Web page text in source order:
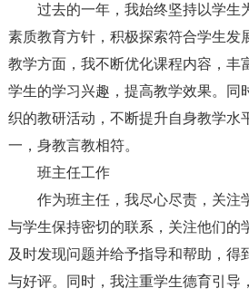
过去的一年，我始终坚持以学生
素质教育方针，积极探索符合学生发
教学方面，我不断优化课程内容，丰
学生的学习兴趣，提高教学效果。同
织的教研活动，不断提升自身教学水
一，身教言教相符。
班主任工作
作为班主任，我尽心尽责，关注
与学生保持密切的联系，关注他们的
及时发现问题并给予指导和帮助，得
与好评。同时，我注重学生德育引导